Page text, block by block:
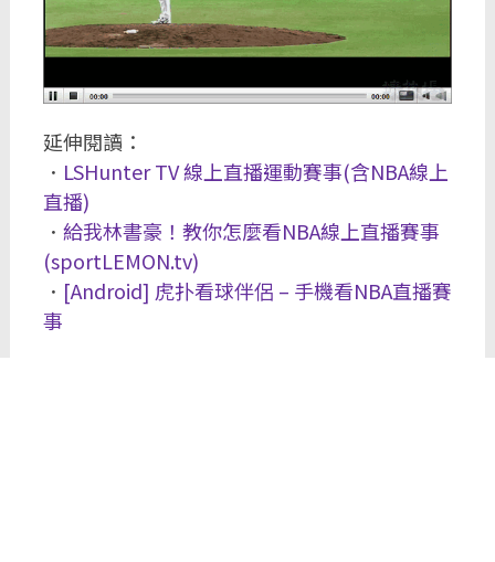
延伸閱讀：
． LSHunter TV 線上直播運動賽事(含NBA線上
直播)
． 給我林書豪！教你怎麼看NBA線上直播賽事
(sportLEMON.tv)
． [Android] 虎扑看球伴侶 – 手機看NBA直播賽
事